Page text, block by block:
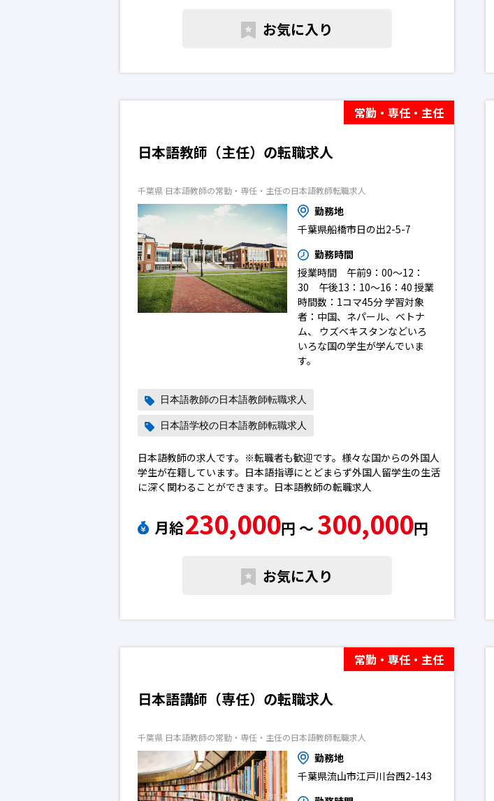
お気に入り
常勤・専任・主任
日本語教師（主任）の転職求人
千葉県 日本語教師の常勤・専任・主任の日本語教師転職求人
勤務地
千葉県船橋市日の出2-5-7
勤務時間
授業時間 午前9：00～12：
30 午後13：10～16：40 授業
時間数：1コマ45分 学習対象
者：中国、ネパール、ベトナ
ム、 ウズベキスタンなどいろ
いろな国の学生が学んでいま
す。
日本語教師の日本語教師転職求人
日本語学校の日本語教師転職求人
日本語教師の求人です。※転職者も歓迎です。様々な国からの外国人
学生が在籍しています。日本語指導にとどまらず外国人留学生の生活
に深く関わることができます。日本語教師の転職求人
月給230,000円 〜 300,000円
お気に入り
常勤・専任・主任
日本語講師（専任）の転職求人
千葉県 日本語教師の常勤・専任・主任の日本語教師転職求人
勤務地
千葉県流山市江戸川台西2-143